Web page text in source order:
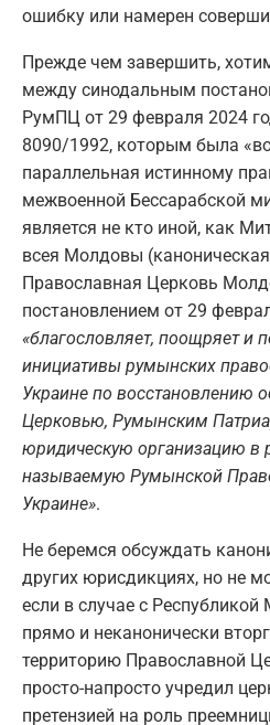
ошибку или намерен
Прежде чем завершить,
между синодальным
РумПЦ от 29 февраля 2024
8090/1992, которым была
параллельная истинному
межвоенной Бессарабской
является не кто иной, как
всея Молдовы
Православная Церковь
постановлением от 29
«благословляет, поощряет и
инициативы румынских
Украине по восстановлению
Церковью, Румынским
юридическую организацию в
называемую Румынской
Украине».
Не беремся обсуждать
других юрисдикциях, но не
если в случае с
прямо и неканонически
территорию Православной
просто-напросто учредил
претензией на роль